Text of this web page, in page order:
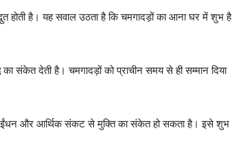
होती है। यह सवाल उठता है कि चमगादड़ों का आना घर में शुभ है
संकेत देती है। चमगादड़ों को प्राचीन समय से ही सम्मान दिया
ईंधन और आर्थिक संकट से मुक्ति का संकेत हो सकता है। इसे शुभ